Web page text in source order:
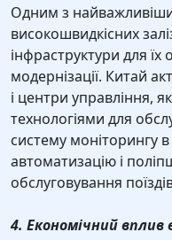
Одним з
високошвидкісних
інфраструктури для їх
модернізації. Китай
і центри управління,
технологіями для
систему моніторингу
автоматизацію і
обслуговування
4. Економічний вплив